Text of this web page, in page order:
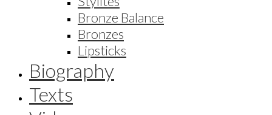
Bronze Balance
Bronzes
Lipsticks
Biography
Texts